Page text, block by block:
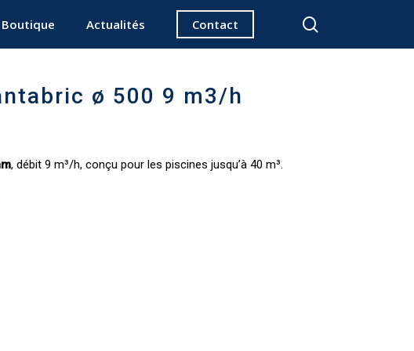
Boutique Actualités Contact
ø 500 9 m3/h
, débit 9 m³/h, conçu pour les piscines jusqu’à 40 m³.